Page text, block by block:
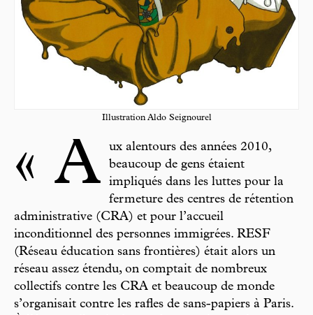
Illustration Aldo Seignourel
« A
ux alentours des années 2010,
beaucoup de gens étaient
impliqués dans les luttes pour la
fermeture des centres de rétention
administrative (CRA) et pour l’accueil
inconditionnel des personnes immigrées. RESF
(Réseau éducation sans frontières) était alors un
réseau assez étendu, on comptait de nombreux
collectifs contre les CRA et beaucoup de monde
s’organisait contre les rafles de sans-papiers à Paris.